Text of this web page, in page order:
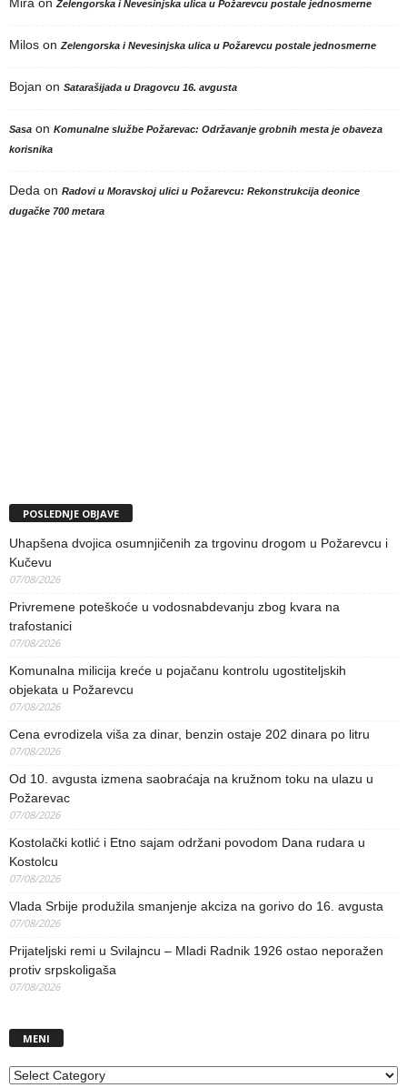
Zelengorska i Nevesinjska ulica u Požarevcu postale jednosmerne
Milos on Zelengorska i Nevesinjska ulica u Požarevcu postale jednosmerne
Bojan on Satarašijada u Dragovcu 16. avgusta
Sasa on Komunalne službe Požarevac: Održavanje grobnih mesta je obaveza
korisnika
Deda on Radovi u Moravskoj ulici u Požarevcu: Rekonstrukcija deonice
dugačke 700 metara
POSLEDNJE OBJAVE
Uhapšena dvojica osumnjičenih za trgovinu drogom u Požarevcu i
Kučevu
07/08/2026
Privremene poteškoće u vodosnabdevanju zbog kvara na
trafostanici
07/08/2026
Komunalna milicija kreće u pojačanu kontrolu ugostiteljskih
objekata u Požarevcu
07/08/2026
Cena evrodizela viša za dinar, benzin ostaje 202 dinara po litru
07/08/2026
Od 10. avgusta izmena saobraćaja na kružnom toku na ulazu u
Požarevac
07/08/2026
Kostolački kotlić i Etno sajam održani povodom Dana rudara u
Kostolcu
07/08/2026
Vlada Srbije produžila smanjenje akciza na gorivo do 16. avgusta
07/08/2026
Prijateljski remi u Svilajncu – Mladi Radnik 1926 ostao neporažen
protiv srpskoligaša
07/08/2026
MENI
MENI